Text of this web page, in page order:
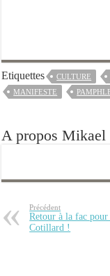
Etiquettes CULTURE
MANIFESTE
A propos
Précédent
Retour à la fac
Cotillard !